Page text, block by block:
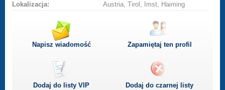
Lokalizacja:
Austria, Tirol, Imst, Haiming
Napisz wiadomość Zapamiętaj ten profil
Dodaj do listyVIP Dodaj do czarnej listy